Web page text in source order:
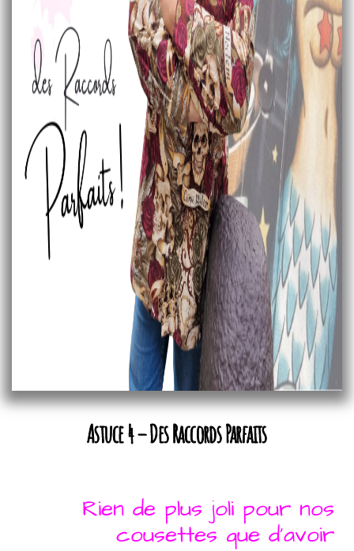
Astuce 4 – Des Raccords Parfaits
Rien de plus joli pour nos
cousettes que d’avoir